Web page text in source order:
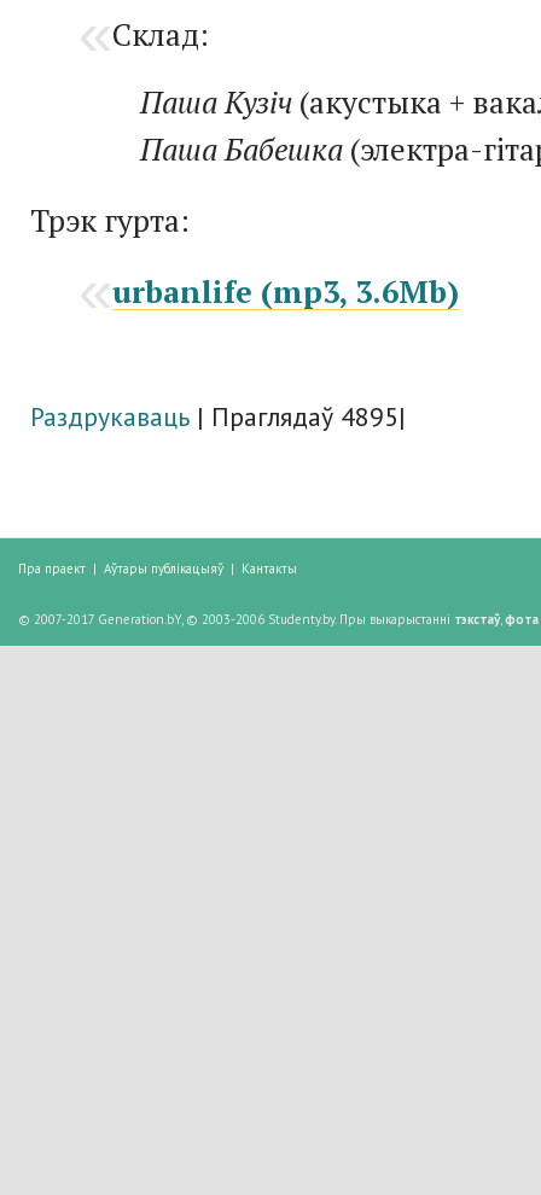
Склад:
Паша Кузіч (акустыка +
Паша Бабешка (электра-
Трэк гурта:
urbanlife (mp3, 3.6Mb)
Раздрукаваць | Праглядаў 4895|
Пра праект | Аўтары публікацыяў | Кантакты
© 2007-2017 Generation.bY, © 2003-2006 Studenty.by. Пры выкарыстанні тэкстаў, фота